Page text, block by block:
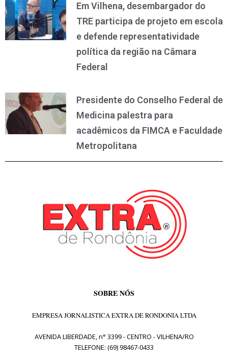
Em Vilhena, desembargador do
TRE participa de projeto em escola
e defende representatividade
política da região na Câmara
Federal
Presidente do Conselho Federal de
Medicina palestra para
acadêmicos da FIMCA e Faculdade
Metropolitana
SOBRE NÓS
EMPRESA JORNALISTICA EXTRA DE RONDONIA LTDA
AVENIDA LIBERDADE, n° 3399 - CENTRO - VILHENA/RO
TELEFONE: (69) 98467-0433